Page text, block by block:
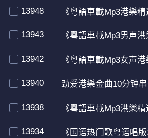
13948 《粵語車載Mp3港樂精选 8090后
13943 《粵語車載Mp3男声港樂精选 安乐战场
13942 《粵語車載Mp3女声港樂精选 喜欢恋
13940 劲爱港樂金曲10分钟
13938 《粵語車載Mp3港樂精选 用背脊唱情歌
13934 《国语热门歌粤语唱版本Mp3系